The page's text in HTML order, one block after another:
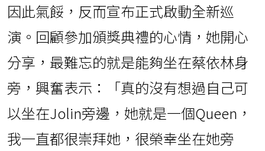
因此氣餒，反而宣布正式啟動全新巡
演。回顧參加頒獎典禮的心情，她開心
分享，最難忘的就是能夠坐在蔡依林身
旁，興奮表示：「真的沒有想過自己可
以坐在Jolin旁邊，她就是一個Queen，
我一直都很崇拜她，很榮幸坐在她旁